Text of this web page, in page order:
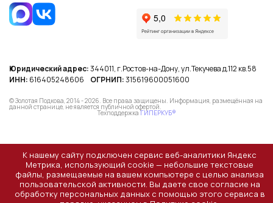
Юридический адрес:344011, г.Ростов-на-Дону, ул.Текучева д.112 кв.58
ИНН: 616405248606 ОГРНИП:315619600051600
© Золотая Подкова, 2014 - 2026. Все права защищены. Информация, размещённая на
данной странице, не является публичной офертой.
ТехподдержкаГИПЕРКУБ®
К нашему сайту подключен сервис веб-аналитики Яндекс
Метрика, использующий cookie — небольшие текстовые
файлы, размещаемые на вашем компьютере с целью анализа
пользовательской активности. Вы даете свое согласие на
обработку персональных данных с помощью этого сервиса в